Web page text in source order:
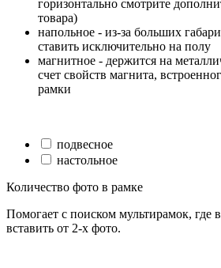
горизонтально смотрите
товара)
напольное - из-за больших
ставить исключительно на полу
магнитное - держится на
счет свойств магнита,
рамки
подвесное
настольное
Количество фото в рамке
Помогает с поиском мультирамок, где
вставить от 2-х фото.